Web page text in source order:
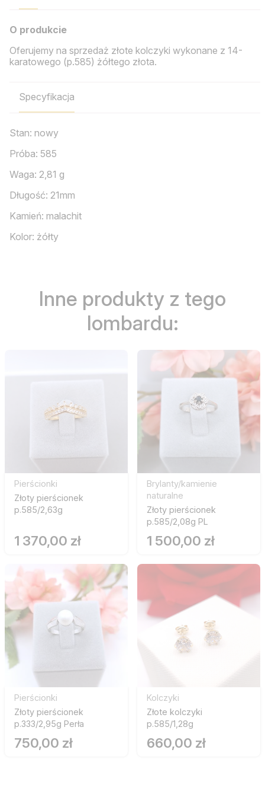
O produkcie
Oferujemy na sprzedaż złote kolczyki wykonane z 14-
karatowego (p.585) żółtego złota.
Specyfikacja
Stan: nowy
Próba: 585
Waga: 2,81 g
Długość: 21mm
Kamień: malachit
Kolor: żółty
Inne produkty z tego
lombardu:
Pierścionki
Złoty pierścionek
p.585/2,63g
1 370,00 zł
Brylanty/kamienie
naturalne
Złoty pierścionek
p.585/2,08g PL
1 500,00 zł
Pierścionki
Złoty pierścionek
p.333/2,95g Perła
750,00 zł
Kolczyki
Złote kolczyki
p.585/1,28g
660,00 zł